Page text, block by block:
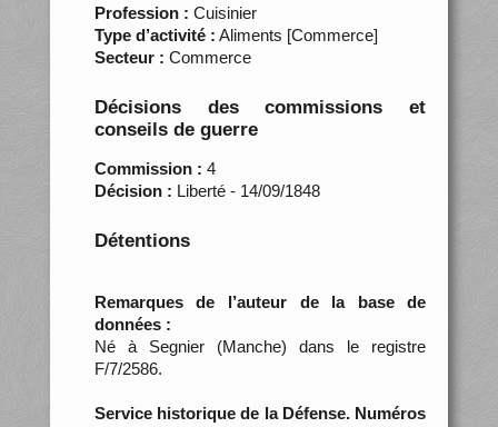
Profession : Cuisinier
Type d’activité : Aliments [Commerce]
Secteur : Commerce
Décisions des commissions et
conseils de guerre
Commission : 4
Décision : Liberté - 14/09/1848
Détentions
Remarques de l’auteur de la base de
données :
Né à Segnier (Manche) dans le registre
F/7/2586.
Service historique de la Défense. Numéros